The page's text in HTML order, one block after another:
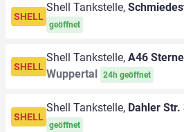
SHELL
Shell Tankstelle,
geöffnet
SHELL
Shell Tankstelle, A46
Wuppertal
24h geöffnet
SHELL
Shell Tankstelle, Dahler Str.
geöffnet